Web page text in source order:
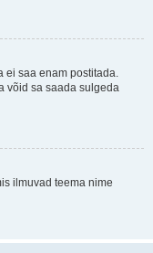
ei saa enam postitada.
võid sa saada sulgeda
ilmuvad teema nime